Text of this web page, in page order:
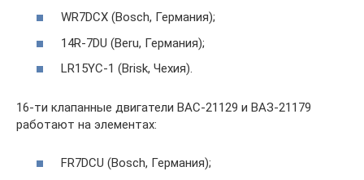
WR7DCX (Bosch, Германия);
14R-7DU (Beru, Германия);
LR15YC-1 (Brisk, Чехия).
16-ти клапанные двигатели ВАС-21129 и ВАЗ-21179
работают на элементах:
FR7DCU (Bosch, Германия);